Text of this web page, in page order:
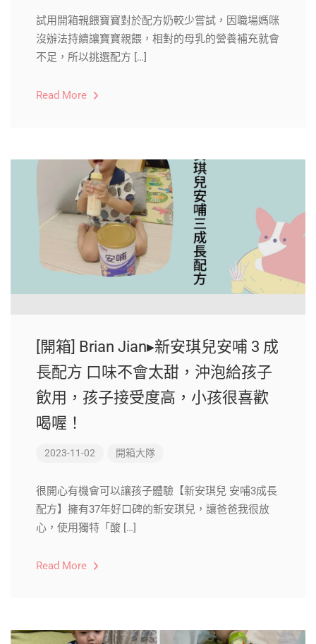
試用開箱親餵寶寶對於配方奶較少嘗試，因職場媽咪
沒辦法持續讓寶寶親餵，相對的母乳的營養補充就會
不足，所以挑選配方 […]
Read More
[開箱] Brian Jian▸新安琪兒安哺 3 成
長配方 口味不會太甜，沖泡給孩子
飲用，孩子接受度高，小孩很喜歡
喝喔！
2023-11-02 開箱大隊
很開心有機會可以讓孩子體驗【新安琪兒 安哺3成長
配方】擁有37年好口碑的新安琪兒，讓爸爸我很放
心，使用獨特「酸 […]
Read More